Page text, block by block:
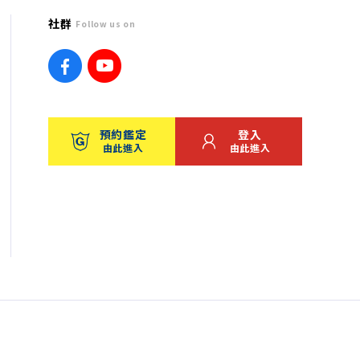
社群 Follow us on
預約鑑定
由此進入
登入
由此進入